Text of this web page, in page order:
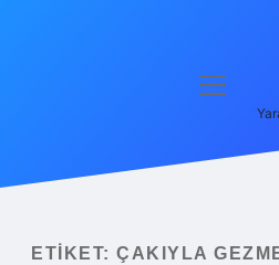
Yasal Uyarı
menüyü
ETIKET: ÇAKIYLA